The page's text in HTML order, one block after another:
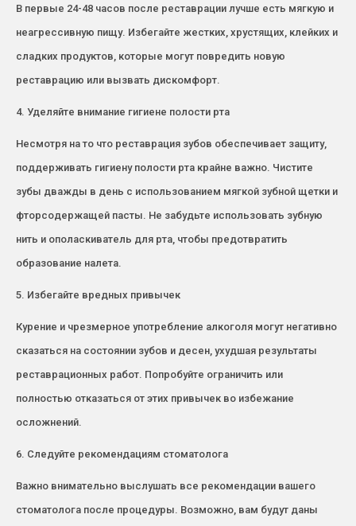
В первые 24-48 часов после реставрации лучше есть мягкую и
неагрессивную пищу. Избегайте жестких, хрустящих, клейких и
сладких продуктов, которые могут повредить новую
реставрацию или вызвать дискомфорт.
4. Уделяйте внимание гигиене полости рта
Несмотря на то что реставрация зубов обеспечивает защиту,
поддерживать гигиену полости рта крайне важно. Чистите
зубы дважды в день с использованием мягкой зубной щетки и
фторсодержащей пасты. Не забудьте использовать зубную
нить и ополаскиватель для рта, чтобы предотвратить
образование налета.
5. Избегайте вредных привычек
Курение и чрезмерное употребление алкоголя могут негативно
сказаться на состоянии зубов и десен, ухудшая результаты
реставрационных работ. Попробуйте ограничить или
полностью отказаться от этих привычек во избежание
осложнений.
6. Следуйте рекомендациям стоматолога
Важно внимательно выслушать все рекомендации вашего
стоматолога после процедуры. Возможно, вам будут даны